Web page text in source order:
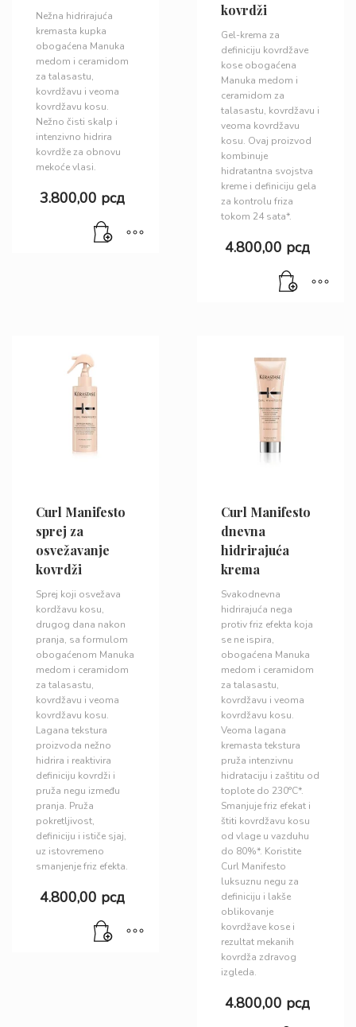
Nežna hidrirajuća
kremasta kupka
obogaćena Manuka
medom i ceramidom
za talasastu,
kovrdžavu i veoma
kovrdžavu kosu.
Nežno čisti skalp i
intenzivno hidrira
kovrdže za obnovu
mekoće vlasi.
3.800,00 рсд
kovrdži
Gel-krema za
definiciju kovrdžave
kose obogaćena
Manuka medom i
ceramidom za
talasastu, kovrdžavu i
veoma kovrdžavu
kosu. Ovaj proizvod
kombinuje
hidratantna svojstva
kreme i definiciju gela
za kontrolu friza
tokom 24 sata*.
4.800,00 рсд
Curl Manifesto
sprej za
osvežavanje
kovrdži
Sprej koji osvežava
kordžavu kosu,
drugog dana nakon
pranja, sa formulom
obogaćenom Manuka
medom i ceramidom
za talasastu,
kovrdžavu i veoma
kovrdžavu kosu.
Lagana tekstura
proizvoda nežno
hidrira i reaktivira
definiciju kovrdži i
pruža negu između
pranja. Pruža
pokretljivost,
definiciju i ističe sjaj,
uz istovremeno
smanjenje friz efekta.
4.800,00 рсд
Curl Manifesto
dnevna
hidrirajuća
krema
Svakodnevna
hidrirajuća nega
protiv friz efekta koja
se ne ispira,
obogaćena Manuka
medom i ceramidom
za talasastu,
kovrdžavu i veoma
kovrdžavu kosu.
Veoma lagana
kremasta tekstura
pruža intenzivnu
hidrataciju i zaštitu od
toplote do 230°C*.
Smanjuje friz efekat i
štiti kovrdžavu kosu
od vlage u vazduhu
do 80%*. Koristite
Curl Manifesto
luksuznu negu za
definiciju i lakše
oblikovanje
kovrdžave kose i
rezultat mekanih
kovrdža zdravog
izgleda.
4.800,00 рсд